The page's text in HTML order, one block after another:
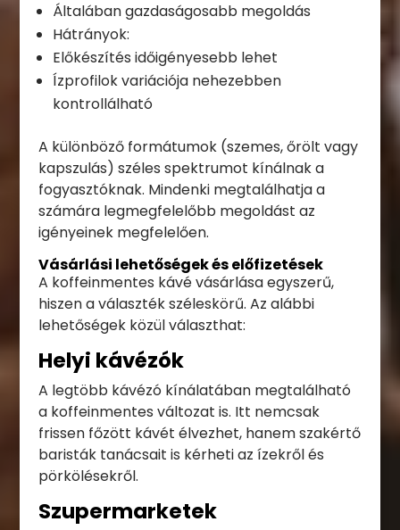
Általában gazdaságosabb megoldás
Hátrányok:
Előkészítés időigényesebb lehet
Ízprofilok variációja nehezebben
kontrollálható
A különböző formátumok (szemes, őrölt vagy
kapszulás) széles spektrumot kínálnak a
fogyasztóknak. Mindenki megtalálhatja a
számára legmegfelelőbb megoldást az
igényeinek megfelelően.
Vásárlási lehetőségek és előfizetések
A koffeinmentes kávé vásárlása egyszerű,
hiszen a választék széleskörű. Az alábbi
lehetőségek közül választhat:
Helyi kávézók
A legtöbb kávézó kínálatában megtalálható
a koffeinmentes változat is. Itt nemcsak
frissen főzött kávét élvezhet, hanem szakértő
baristák tanácsait is kérheti az ízekről és
pörkölésekről.
Szupermarketek